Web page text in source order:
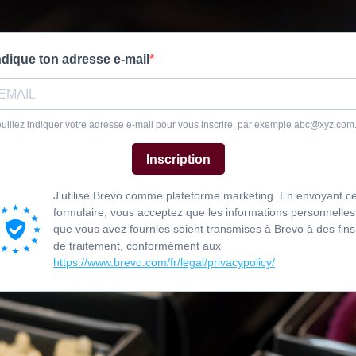
ton adresse e-mail
indiquer votre adresse e-mail pour vous inscrire, par exemple abc@xyz.com.
Inscription
J'utilise Brevo comme plateforme marketing. En envoyant
formulaire, vous acceptez que les informations personnelles
que vous avez fournies soient transmises à Brevo à des fins
de traitement, conformément aux
https://www.brevo.com/fr/legal/privacypolicy/